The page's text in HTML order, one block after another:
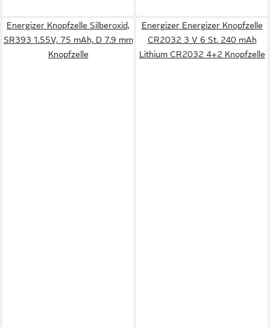
Energizer Knopfzelle Silberoxid,
SR393 1.55V, 75 mAh, D 7.9 mm
Knopfzelle
Energizer Energizer Knopfzelle
CR2032 3 V 6 St. 240 mAh
Lithium CR2032 4+2 Knopfzelle